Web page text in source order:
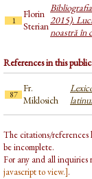
1
Florin
Sterian2015).
noastră în
References in this
87
Fr.
Miklosich
The citations/references
be incomplete.
For any and all inquiries
javascript to view.].